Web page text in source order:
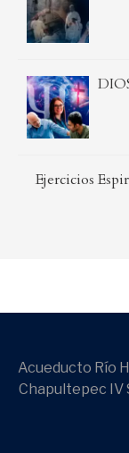
Ejercicios
Acueducto Río
Chapultepec IV